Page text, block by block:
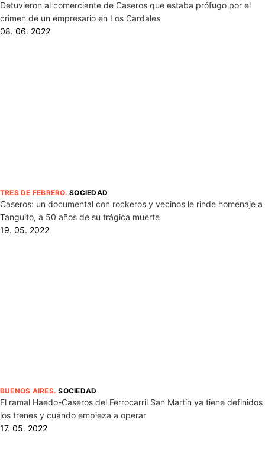
Detuvieron al comerciante de Caseros que estaba prófugo por el
crimen de un empresario en Los Cardales
08. 06. 2022
TRES DE FEBRERO.SOCIEDAD
Caseros: un documental con rockeros y vecinos le rinde homenaje a
Tanguito, a 50 años de su trágica muerte
19. 05. 2022
BUENOS AIRES.SOCIEDAD
El ramal Haedo-Caseros del Ferrocarril San Martín ya tiene definidos
los trenes y cuándo empieza a operar
17. 05. 2022